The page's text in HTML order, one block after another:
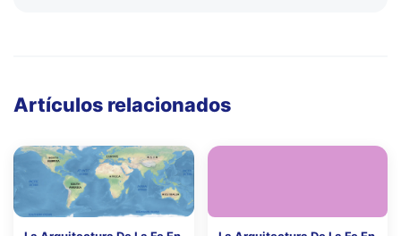
Artículos relacionados